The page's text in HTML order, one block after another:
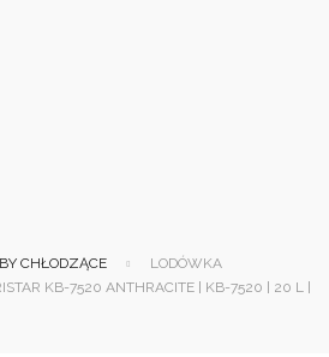
CHŁODZĄCE
LODÓWKA
KB-7520 ANTHRACITE | KB-7520 | 20 L |